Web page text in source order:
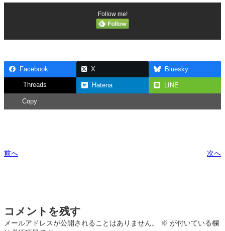
Follow me!
Facebook X Bluesky
Threads Hatena LINE
Copy
前へ 次へ
コメントを残す
メールアドレスが公開されることはありません。 ※ が付いている欄